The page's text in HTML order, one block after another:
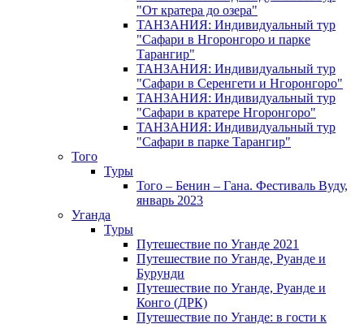
"От кратера до озера"
ТАНЗАНИЯ: Индивидуальный тур
"Сафари в Нгоронгоро и парке
Тарангир"
ТАНЗАНИЯ: Индивидуальный тур
"Сафари в Серенгети и Нгоронгоро"
ТАНЗАНИЯ: Индивидуальный тур
"Сафари в кратере Нгоронгоро"
ТАНЗАНИЯ: Индивидуальный тур
"Сафари в парке Тарангир"
Того
Туры
Того – Бенин – Гана. Фестиваль Вуду,
январь 2023
Уганда
Туры
Путешествие по Уганде 2021
Путешествие по Уганде, Руанде и
Бурунди
Путешествие по Уганде, Руанде и
Конго (ДРК)
Путешествие по Уганде: в гости к